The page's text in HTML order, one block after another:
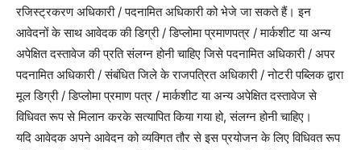
रजिस्ट्रकरण अधिकारी / पदनामित अधिकारी को भेजे जा सकते हैं। इन
आवेदनों के साथ आवेदक की डिग्री / डिप्लोमा प्रमाणपत्र / मार्कशीट या अन्य
अपेक्षित दस्तावेज की प्रति संलग्न होनी चाहिए जिसे पदनामित अधिकारी / अपर
पदनामित अधिकारी / संबंधित जिले के राजपत्रित अधिकारी / नोटरी पब्लिक द्वारा
मूल डिग्री / डिप्लोमा प्रमाण पत्र / मार्कशीट या अन्य अपेक्षित दस्तावेज से
विधिवत रूप से मिलान करके सत्यापित किया गया हो, संलग्न होनी चाहिए।
यदि आवेदक अपने आवेदन को व्यक्गित तौर से इस प्रयोजन के लिए विधिवत रूप